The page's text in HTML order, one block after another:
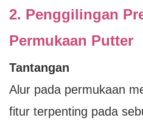
2. Penggilingan
Permukaan Putter
Tantangan
Alur pada permukaan
fitur terpenting pada